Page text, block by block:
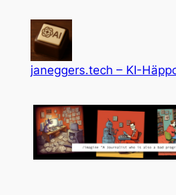
springen
janeggers.tech – KI-